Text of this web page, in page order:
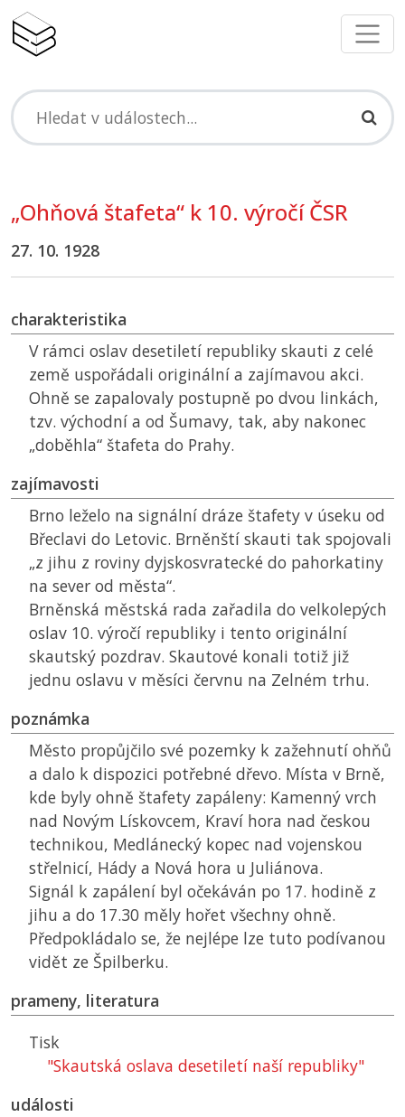
„Ohňová štafeta“ k 10. výročíČSR
27. 10. 1928
charakteristika
V rámci oslav desetiletí republiky skauti z celé
země uspořádali originální a zajímavou akci.
Ohně se zapalovaly postupně po dvou linkách,
tzv. východní a od Šumavy, tak, aby nakonec
„doběhla“ štafeta do Prahy.
zajímavosti
Brno leželo na signální dráze štafety v úseku od
Břeclavi do Letovic. Brněnští skauti tak spojovali
„z jihu z roviny dyjskosvratecké do pahorkatiny
na sever od města“.
Brněnská městská rada zařadila do velkolepých
oslav 10. výročí republiky i tento originální
skautský pozdrav. Skautové konali totiž již
jednu oslavu v měsíci červnu na Zelném trhu.
poznámka
Město propůjčilo své pozemky k zažehnutí ohňů
a dalo k dispozici potřebné dřevo. Místa v Brně,
kde byly ohně štafety zapáleny: Kamenný vrch
nad Novým Lískovcem, Kraví hora nad českou
technikou, Medlánecký kopec nad vojenskou
střelnicí, Hády a Nová hora u Juliánova.
Signál k zapálení byl očekáván po 17. hodině z
jihu a do 17.30 měly hořet všechny ohně.
Předpokládalo se, že nejlépe lze tuto podívanou
vidět ze Špilberku.
prameny, literatura
Tisk
"Skautská oslava desetiletí naší republiky"
události